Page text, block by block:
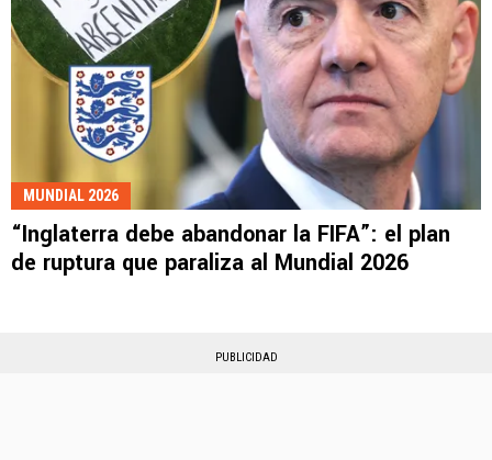
MUNDIAL 2026
“Inglaterra debe abandonar la FIFA”: el plan
de ruptura que paraliza al Mundial 2026
PUBLICIDAD